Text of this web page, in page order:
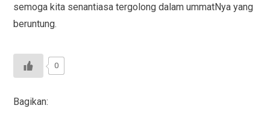
semoga kita senantiasa tergolong dalam ummatNya yang
beruntung.
0
Bagikan: